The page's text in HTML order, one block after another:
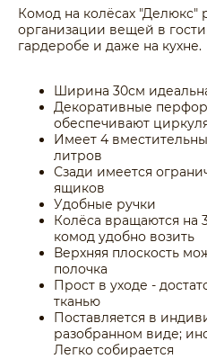
Комод на колёсах
организации вещей в
гардеробе и даже на кухне.
Ширина 30см
Декоративные
обеспечивают
Имеет 4
литров
Сзади имеется
ящиков
Удобные ручки
Колёса вращаются на
комод удобно возить
Верхняя плоскость
полочка
Прост в уходе -
тканью
Поставляется в
разобранном виде;
Легко собирается